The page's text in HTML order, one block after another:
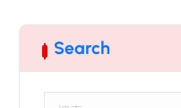
Search